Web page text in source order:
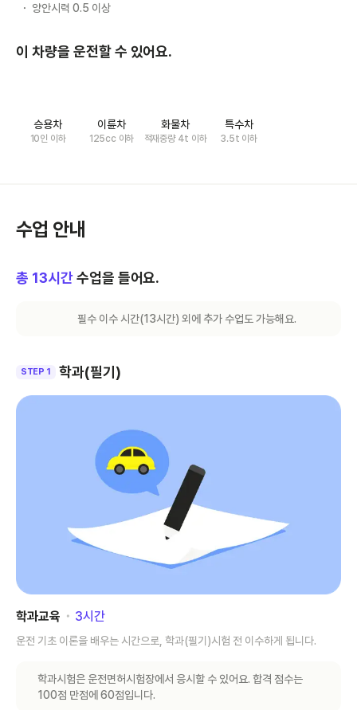
양안시력 0.5 이상
이 차량을 운전할 수 있어요.
승용차
10인 이하
이륜차
125cc 이하
화물차
적재중량 4t 이하
특수차
3.5t 이하
수업 안내
총 13시간 수업을 들어요.
필수 이수 시간(13시간) 외에 추가 수업도 가능해요.
STEP 1 학과(필기)
학과교육 ･ 3시간
운전 기초 이론을 배우는 시간으로, 학과(필기)시험 전 이수하게 됩니다.
학과시험은 운전면허시험장에서 응시할 수 있어요. 합격 점수는
100점 만점에 60점입니다.